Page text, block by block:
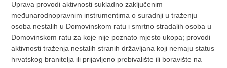
Uprava provodi aktivnosti sukladno zaključenim
međunarodnopravnim instrumentima o suradnji u traženju
osoba nestalih u Domovinskom ratu i smrtno stradalih osoba u
Domovinskom ratu za koje nije poznato mjesto ukopa; provodi
aktivnosti traženja nestalih stranih državljana koji nemaju status
hrvatskog branitelja ili prijavljeno prebivalište ili boravište na